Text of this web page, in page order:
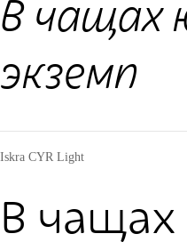
В чащах
экземп
Iskra CYR Light
В